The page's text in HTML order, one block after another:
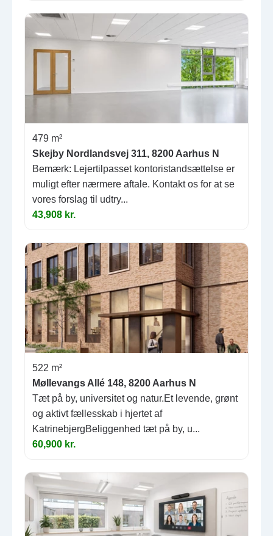
479 m²
Skejby Nordlandsvej 311, 8200 Aarhus N
Bemærk: Lejertilpasset kontoristandsættelse er
muligt efter nærmere aftale. Kontakt os for at se
vores forslag til udtry...
43,908 kr.
522 m²
Møllevangs Allé 148, 8200 Aarhus N
Tæt på by, universitet og natur.Et levende, grønt
og aktivt fællesskab i hjertet af
KatrinebjergBeliggenhed tæt på by, u...
60,900 kr.